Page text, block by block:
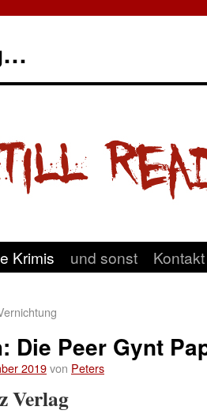
Krimis und sonst Kontakt
Die Peer Gynt
2019von Peters
Verlag